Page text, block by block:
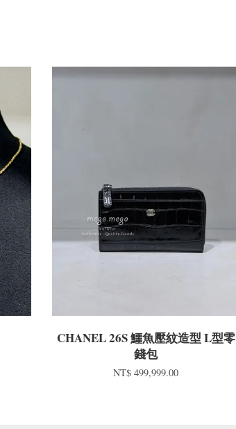
CHANEL 26S 鱷魚壓紋造型 L型零
錢包
NT$ 499,999.00